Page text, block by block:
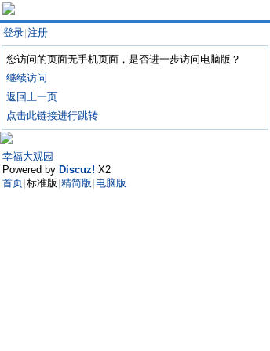
登录 注册
您访问的页面无手机页面，是否进一步访问电脑版？
继续访问
返回上一页
点击此链接进行跳转
幸福大观园
Powered by Discuz! X2
首页 标准版 精简版 电脑版